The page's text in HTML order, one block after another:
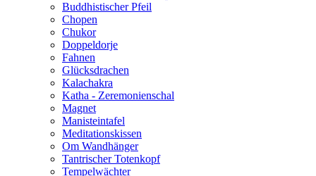
Buddhistischer Pfeil
Chopen
Chukor
Doppeldorje
Fahnen
Glücksdrachen
Kalachakra
Katha - Zeremonienschal
Magnet
Manisteintafel
Meditationskissen
Om Wandhänger
Tantrischer Totenkopf
Tempelwächter